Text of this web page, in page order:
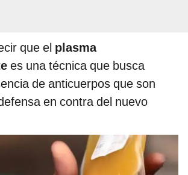
que el plasma
es una técnica que busca
de anticuerpos que son
en contra del nuevo